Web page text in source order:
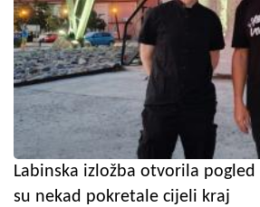
Labinska izložba otvorila
su nekad pokretale cijeli kraj